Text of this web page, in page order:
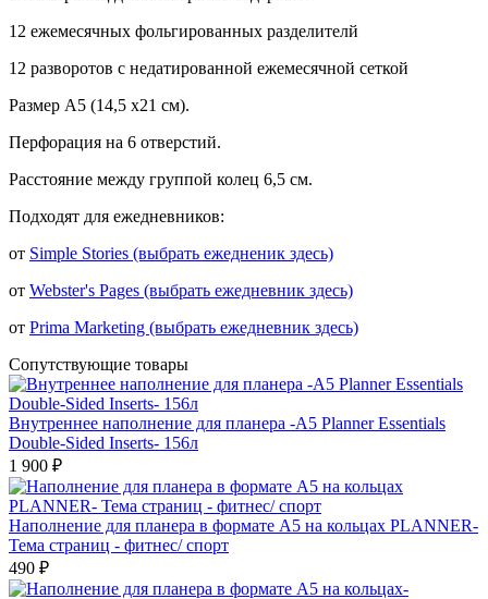
12 ежемесячных фольгированных разделителй
12 разворотов с недатированной ежемесячной сеткой
Размер А5 (14,5 х21 см).
Перфорация на 6 отверстий.
Расстояние между группой колец 6,5 см.
Подходят для ежедневников:
от Simple Stories (выбрать ежедненик здесь)
от Webster's Pages (выбрать ежедневник здесь)
от Prima Marketing (выбрать ежедневник здесь)
Сопутствующие товары
Внутреннее наполнение для планера -A5 Planner Essentials
Double-Sided Inserts- 156л
1 900 ₽
Наполнение для планера в формате A5 на кольцах PLANNER-
Тема страниц - фитнес/ спорт
490 ₽